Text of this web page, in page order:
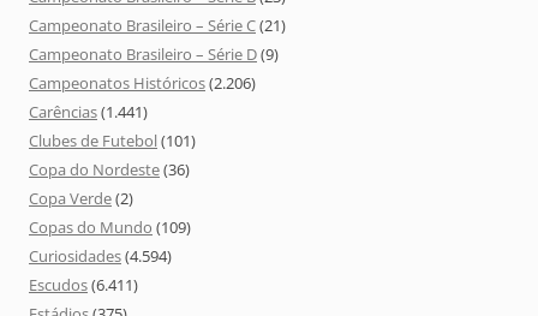
Campeonato Brasileiro – Série C(21)
Campeonato Brasileiro – Série D(9)
Campeonatos Históricos(2.206)
Carências(1.441)
Clubes de Futebol(101)
Copa do Nordeste(36)
Copa Verde(2)
Copas do Mundo (109)
Curiosidades(4.594)
Escudos(6.411)